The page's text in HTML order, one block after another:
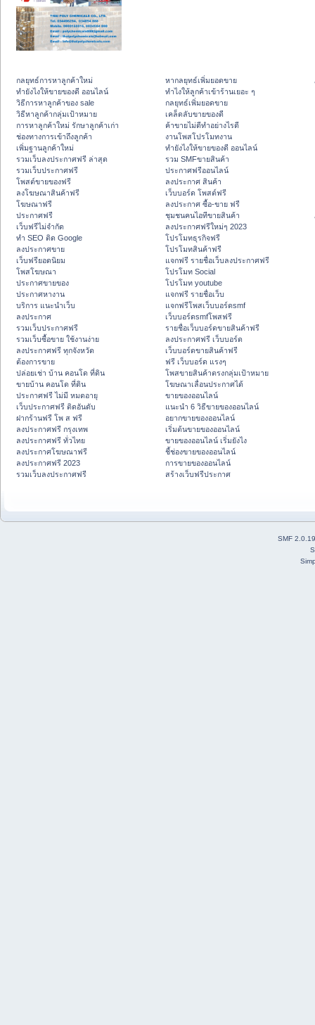
กลยุทธ์การหาลูกค้าใหม่
ทํายังไงให้ขายของดี ออนไลน์
วิธีการหาลูกค้าของ sale
วิธีหาลูกค้ากลุ่มเป้าหมาย
การหาลูกค้าใหม่ รักษาลูกค้าเก่า
ช่องทางการเข้าถึงลูกค้า
เพิ่มฐานลูกค้าใหม่
รวมเว็บลงประกาศฟรี ล่าสุด
รวมเว็บประกาศฟรี
โพสต์ขายของฟรี
ลงโฆษณาสินค้าฟรี
โฆษณาฟรี
ประกาศฟรี
เว็บฟรีไม่จำกัด
ทำ SEO ติด Google
ลงประกาศขาย
เว็บฟรียอดนิยม
โพสโฆษณา
ประกาศขายของ
ประกาศหางาน
บริการ แนะนำเว็บ
ลงประกาศ
รวมเว็บประกาศฟรี
รวมเว็บซื้อขาย ใช้งานง่าย
ลงประกาศฟรี ทุกจังหวัด
ต้องการขาย
ปล่อยเช่า บ้าน คอนโด ที่ดิน
ขายบ้าน คอนโด ที่ดิน
ประกาศฟรี ไม่มี หมดอายุ
เว็บประกาศฟรี ติดอันดับ
ฝากร้านฟรี โพ ส ฟรี
ลงประกาศฟรี กรุงเทพ
ลงประกาศฟรี ทั่วไทย
ลงประกาศโฆษณาฟรี
ลงประกาศฟรี 2023
รวมเว็บลงประกาศฟรี
หากลยุทธ์เพิ่มยอดขาย
ทําไงให้ลูกค้าเข้าร้านเยอะ ๆ
กลยุทธ์เพิ่มยอดขาย
เคล็ดลับขายของดี
ค้าขายไม่ดีทำอย่างไรดี
งานโพสโปรโมทงาน
ทํายังไงให้ขายของดี ออนไลน์
รวม SMFขายสินค้า
ประกาศฟรีออนไลน์
ลงประกาศ สินค้า
เว็บบอร์ด โพสต์ฟรี
ลงประกาศ ซื้อ-ขาย ฟรี
ชุมชนคนไอทีขายสินค้า
ลงประกาศฟรีใหม่ๆ 2023
โปรโมทธุรกิจฟรี
โปรโมทสินค้าฟรี
แจกฟรี รายชื่อเว็บลงประกาศฟรี
โปรโมท Social
โปรโมท youtube
แจกฟรี รายชื่อเว็บ
แจกฟรีโพสเว็บบอร์ดsmf
เว็บบอร์ดsmfโพสฟรี
รายชื่อเว็บบอร์ดขายสินค้าฟรี
ลงประกาศฟรี เว็บบอร์ด
เว็บบอร์ดขายสินค้าฟรี
ฟรี เว็บบอร์ด แรงๆ
โพสขายสินค้าตรงกลุ่มเป้าหมาย
โฆษณาเลื่อนประกาศได้
ขายของออนไลน์
แนะนำ 6 วิธีขายของออนไลน์
อยากขายของออนไลน์
เริ่มต้นขายของออนไลน์
ขายของออนไลน์ เริ่มยังไง
ชี้ช่องขายของออนไลน์
การขายของออนไลน์
สร้างเว็บฟรีประกาศ
SMF 2.0.19